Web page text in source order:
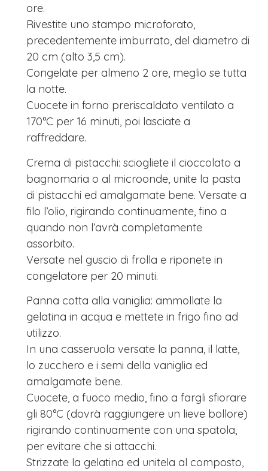
ore.
Rivestite uno stampo microforato,
precedentemente imburrato, del diametro di
20 cm (alto 3,5 cm).
Congelate per almeno 2 ore, meglio se tutta
la notte.
Cuocete in forno preriscaldato ventilato a
170°C per 16 minuti, poi lasciate a
raffreddare.
Crema di pistacchi: sciogliete il cioccolato a
bagnomaria o al microonde, unite la pasta
di pistacchi ed amalgamate bene. Versate a
filo l’olio, rigirando continuamente, fino a
quando non l’avrà completamente
assorbito.
Versate nel guscio di frolla e riponete in
congelatore per 20 minuti.
Panna cotta alla vaniglia: ammollate la
gelatina in acqua e mettete in frigo fino ad
utilizzo.
In una casseruola versate la panna, il latte,
lo zucchero e i semi della vaniglia ed
amalgamate bene.
Cuocete, a fuoco medio, fino a fargli sfiorare
gli 80°C (dovrà raggiungere un lieve bollore)
rigirando continuamente con una spatola,
per evitare che si attacchi.
Strizzate la gelatina ed unitela al composto,